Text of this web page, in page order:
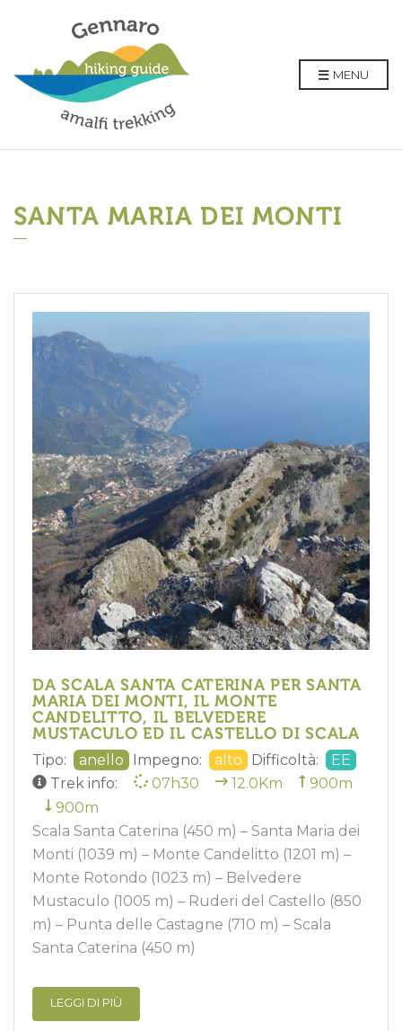
MENU
SANTA MARIA DEI MONTI
DA SCALA SANTA CATERINA PER SANTA
MARIA DEI MONTI, IL MONTE
CANDELITTO, IL BELVEDERE
MUSTACULO ED IL CASTELLO DI SCALA
Tipo: anello Impegno: alto Difficoltà:
EE
Trek info:
07h30 12.0Km
900m
900m
Scala Santa Caterina (450 m) – Santa Maria dei
Monti (1039 m) – Monte Candelitto (1201 m) –
Monte Rotondo (1023 m) – Belvedere
Mustaculo (1005 m) – Ruderi del Castello (850
m) – Punta delle Castagne (710 m) – Scala
Santa Caterina (450 m)
LEGGI DI PIÙ